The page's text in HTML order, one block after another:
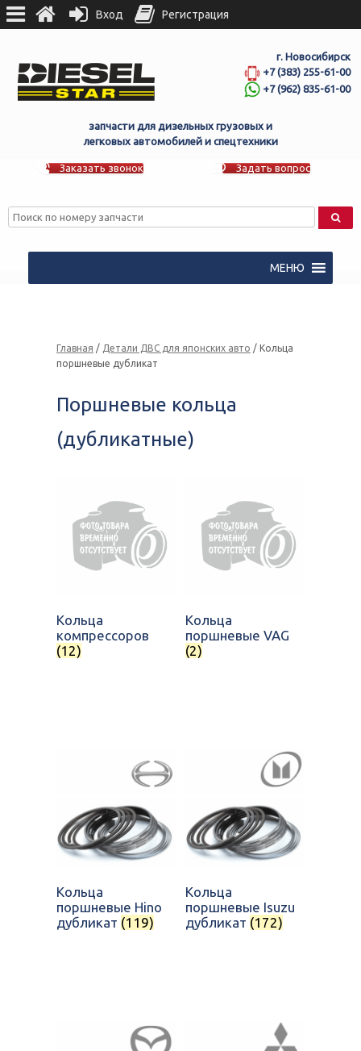
г. Новосибирск
+7 (383) 255-61-00
+7 (962) 835-61-00
запчасти для дизельных грузовых и
легковых автомобилей и спецтехники
Заказать звонок Задать вопрос
МЕНЮ
Главная / Детали ДВС для японских авто / Кольца
поршневые дубликат
Поршневые кольца
(дубликатные)
Кольца
компрессоров
(12)
Кольца
поршневые VAG
(2)
Кольца
поршневые Hino
дубликат (119)
Кольца
поршневые Isuzu
дубликат (172)
Вход Регистрация